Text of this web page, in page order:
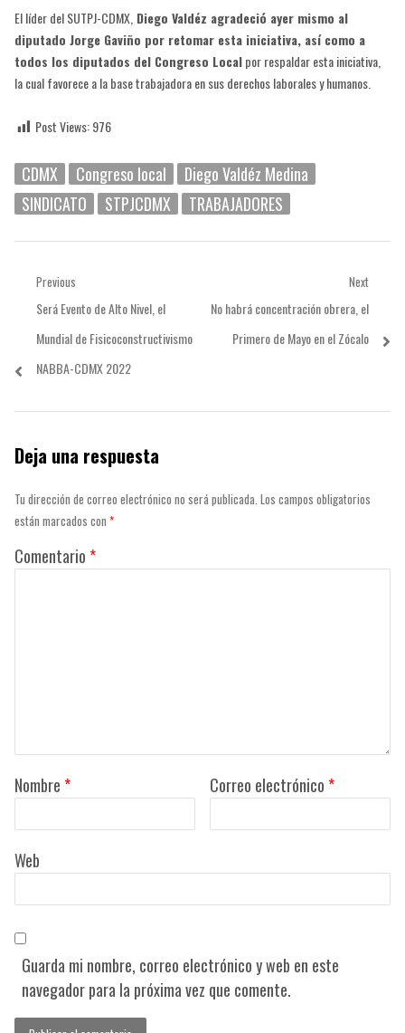
El líder del SUTPJ-CDMX,Diego Valdéz agradeció ayer mismo al
diputado Jorge Gaviño por retomar esta iniciativa, así como a
todos los diputados del Congreso Localpor respaldar esta iniciativa,
la cual favorece a la base trabajadora en sus derechos laborales y humanos.
Post Views: 976
CDMX Congreso local
Diego Valdéz Medina
SINDICATO
STPJCDMX TRABAJADORES
Navegación
entradas
Previous
Previous
post:
Será Evento de Alto Nivel, el
Mundial de Fisicoconstructivismo
NABBA-CDMX 2022
Next
Next
post:
No habrá concentración obrera, el
Primero de Mayo en el Zócalo
Deja una respuesta
Tu dirección de correo electrónico no será publicada. Los campos obligatorios
están marcados con *
Comentario *
Nombre * Correo electrónico *
Web
Guarda mi nombre, correo electrónico y web en este
navegador para la próxima vez que comente.